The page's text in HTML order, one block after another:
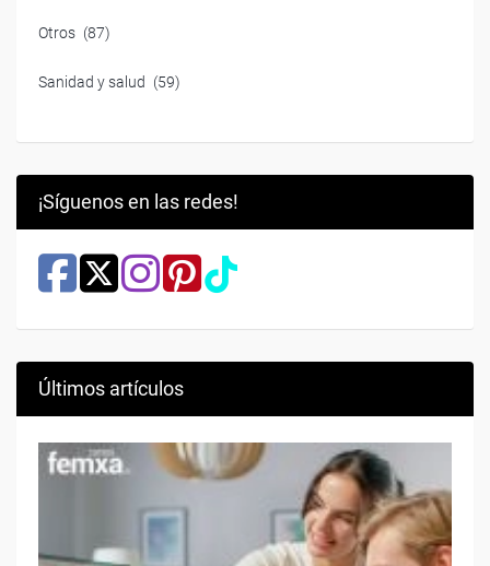
Otros (87)
Sanidad y salud (59)
¡Síguenos en las redes!
Últimos artículos